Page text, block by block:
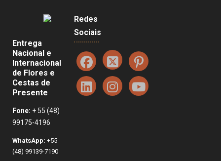
Entrega
Nacional e
Internacional
de Flores e
Cestas de
Presente
Fone: + 55 (48)
99175-4196
WhatsApp: +55
(48) 99139-7190
Redes
Sociais